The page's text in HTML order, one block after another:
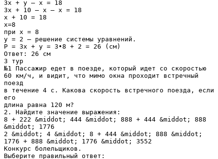
3х + у – х = 18
3х + 10 – х – х = 18
х + 10 = 18
х=8
при х = 8
у = 2 – решение системы уравнений.
Р = 3х + у = 3∙8 + 2 = 26 (см)
Ответ: 26 см
3 тур
№1 Пассажир едет в поезде, который идет со скоростью
60 км/ч, и видит, что мимо окна проходит встречный
поезд
в течение 4 с. Какова скорость встречного поезда, если
его
длина равна 120 м?
2. Найдите значение выражения:
8 + 222 &middot; 444 &middot; 888 + 444 &middot; 888
&middot; 1776
2 &middot; 4 &middot; 8 + 444 &middot; 888 &middot;
1776 + 888 &middot; 1776 &middot; 3552
Конкурс болельщиков.
Выберите правильный ответ: